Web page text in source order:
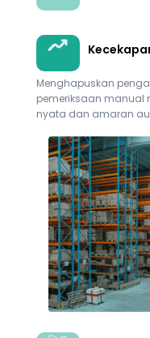
Menghapuskan
pemeriksaan manual
nyata dan amaran